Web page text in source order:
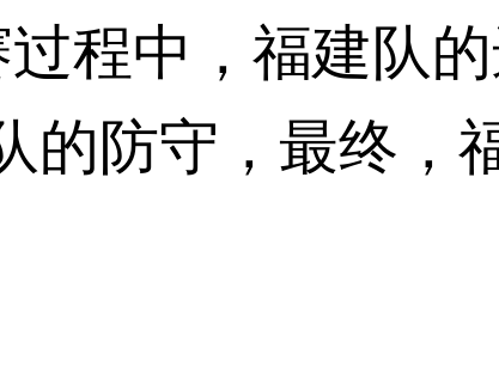
程中，福建队
的防守，最终，